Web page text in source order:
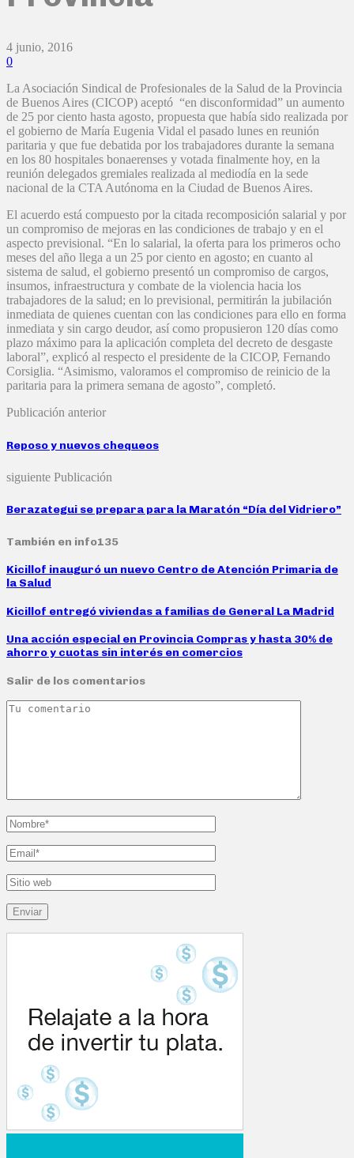
4 junio, 2016
0
La Asociación Sindical de Profesionales de la Salud de la Provincia
de Buenos Aires (CICOP) aceptó “en disconformidad” un aumento
de 25 por ciento hasta agosto, propuesta que había sido realizada por
el gobierno de María Eugenia Vidal el pasado lunes en reunión
paritaria y que fue debatida por los trabajadores durante la semana
en los 80 hospitales bonaerenses y votada finalmente hoy, en la
reunión delegados gremiales realizada al mediodía en la sede
nacional de la CTA Autónoma en la Ciudad de Buenos Aires.
El acuerdo está compuesto por la citada recomposición salarial y por
un compromiso de mejoras en las condiciones de trabajo y en el
aspecto previsional. “En lo salarial, la oferta para los primeros ocho
meses del año llega a un 25 por ciento en agosto; en cuanto al
sistema de salud, el gobierno presentó un compromiso de cargos,
insumos, infraestructura y combate de la violencia hacia los
trabajadores de la salud; en lo previsional, permitirán la jubilación
inmediata de quienes cuentan con las condiciones para ello en forma
inmediata y sin cargo deudor, así como propusieron 120 días como
plazo máximo para la aplicación completa del decreto de desgaste
laboral”, explicó al respecto el presidente de la CICOP, Fernando
Corsiglia. “Asimismo, valoramos el compromiso de reinicio de la
paritaria para la primera semana de agosto”, completó.
Publicación anterior
Reposo y nuevos chequeos
siguiente Publicación
Berazategui se prepara para la Maratón “Día del Vidriero”
También en info135
Kicillof inauguró un nuevo Centro de Atención Primaria de
la Salud
Kicillof entregó viviendas a familias de General La Madrid
Una acción especial en Provincia Compras y hasta 30% de
ahorro y cuotas sin interés en comercios
Salir de los comentarios